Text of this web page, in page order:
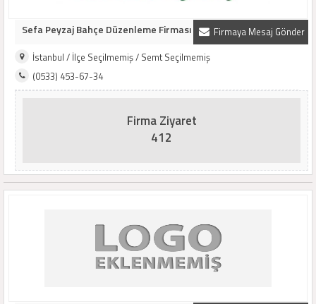
Firmaya Mesaj Gönder
Sefa Peyzaj Bahçe Düzenleme Firması
İstanbul / İlçe Seçilmemiş / Semt Seçilmemiş
(0533) 453-67-34
Firma Ziyaret
412